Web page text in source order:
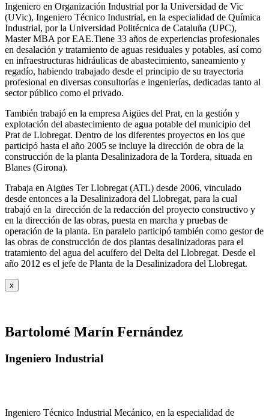
Ingeniero en Organización Industrial por la Universidad de Vic
(UVic), Ingeniero Técnico Industrial, en la especialidad de Química
Industrial, por la Universidad Politécnica de Cataluña (UPC),
Master MBA por EAE.Tiene 33 años de experiencias profesionales
en desalación y tratamiento de aguas residuales y potables, así como
en infraestructuras hidráulicas de abastecimiento, saneamiento y
regadío, habiendo trabajado desde el principio de su trayectoria
profesional en diversas consultorías e ingenierías, dedicadas tanto al
sector público como el privado.
También trabajó en la empresa Aigües del Prat, en la gestión y
explotación del abastecimiento de agua potable del municipio del
Prat de Llobregat. Dentro de los diferentes proyectos en los que
participó hasta el año 2005 se incluye la dirección de obra de la
construcción de la planta Desalinizadora de la Tordera, situada en
Blanes (Girona).
Trabaja en Aigües Ter Llobregat (ATL) desde 2006, vinculado
desde entonces a la Desalinizadora del Llobregat, para la cual
trabajó en la dirección de la redacción del proyecto constructivo y
en la dirección de las obras, puesta en marcha y pruebas de
operación de la planta. En paralelo participó también como gestor de
las obras de construcción de dos plantas desalinizadoras para el
tratamiento del agua del acuífero del Delta del Llobregat. Desde el
año 2012 es el jefe de Planta de la Desalinizadora del Llobregat.
x
Bartolomé Marín Fernández
Ingeniero Industrial
Ingeniero Técnico Industrial Mecánico, en la especialidad de